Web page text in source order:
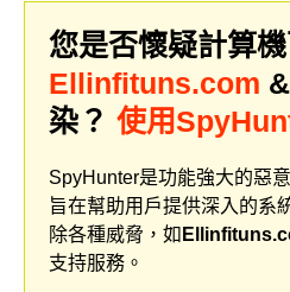
您是否懷疑計算
Ellinfituns.com
染？ 使用
SpyHunter是功能強大的惡
旨在幫助用戶提供深入的系
除各種威脅，如
支持服務。